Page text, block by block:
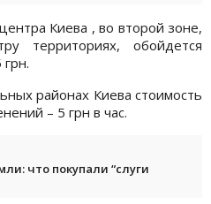
Киева , во второй зоне,
территориях, обойдется
районах Киева стоимость
– 5 грн в час.
что покупали “слуги